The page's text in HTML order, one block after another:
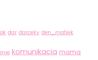
dar darceky den_matiek
komunikacia mama